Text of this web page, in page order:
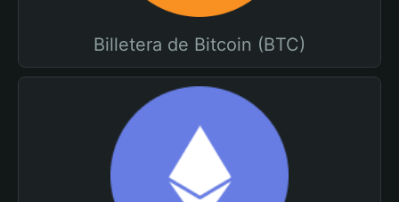
Billetera de Bitcoin (BTC)